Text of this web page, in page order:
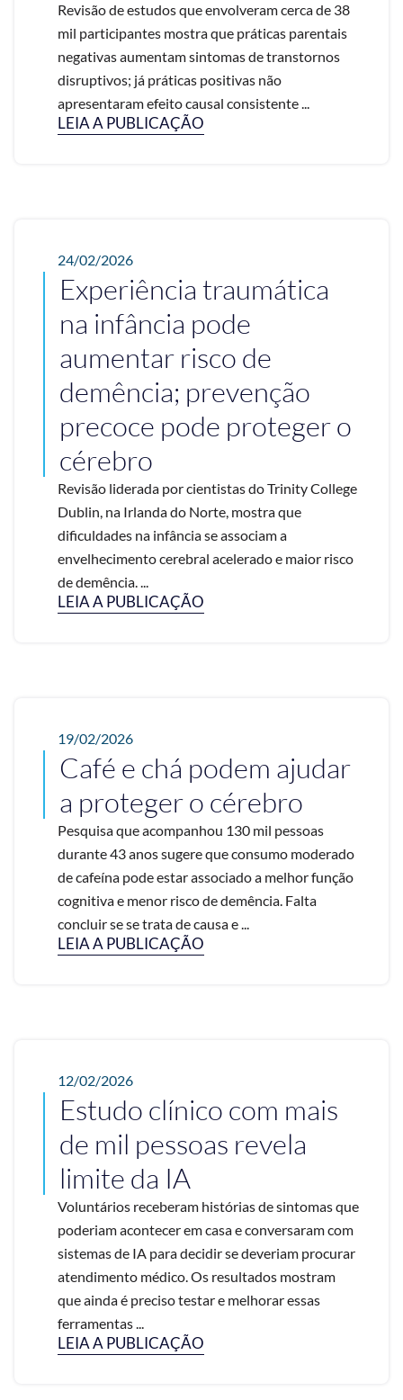
Revisão de estudos que envolveram cerca de 38
mil participantes mostra que práticas parentais
negativas aumentam sintomas de transtornos
disruptivos; já práticas positivas não
apresentaram efeito causal consistente ...
LEIA A PUBLICAÇÃO
24/02/2026
Experiência traumática
na infância pode
aumentar risco de
demência; prevenção
precoce pode proteger o
cérebro
Revisão liderada por cientistas do Trinity College
Dublin, na Irlanda do Norte, mostra que
dificuldades na infância se associam a
envelhecimento cerebral acelerado e maior risco
de demência. ...
LEIA A PUBLICAÇÃO
19/02/2026
Café e chá podem ajudar
a proteger o cérebro
Pesquisa que acompanhou 130 mil pessoas
durante 43 anos sugere que consumo moderado
de cafeína pode estar associado a melhor função
cognitiva e menor risco de demência. Falta
concluir se se trata de causa e ...
LEIA A PUBLICAÇÃO
12/02/2026
Estudo clínico com mais
de mil pessoas revela
limite da IA
Voluntários receberam histórias de sintomas que
poderiam acontecer em casa e conversaram com
sistemas de IA para decidir se deveriam procurar
atendimento médico. Os resultados mostram
que ainda é preciso testar e melhorar essas
ferramentas ...
LEIA A PUBLICAÇÃO